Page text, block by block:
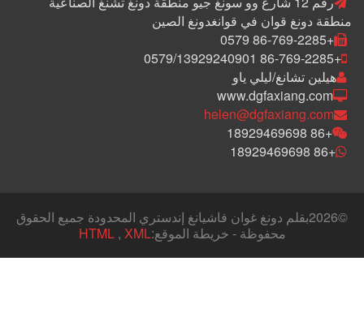
منطقة دونغ قوان في قوانغدونغ الصين
+86-769-2285 0579
+86-769-2285 0579/13929240901
هيلين تشانغ/ليلي ياو
www.dgfaxiang.com
helen@dgfaxiang.com
+86 18929469698
+86 18929469698
©
2026بقلم دونغ غوان فاشيانغ إندستري المحدودة جميع الحقوق
محفوظة - خريطة الموقع:
HTML, XML